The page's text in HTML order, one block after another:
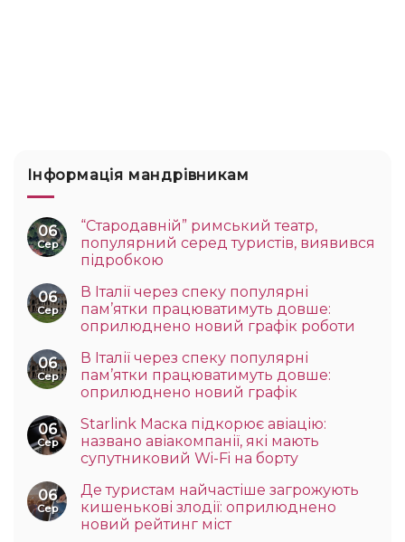
Інформація мандрівникам
06
Сер
“Стародавній” римський театр,
популярний серед туристів, виявився
підробкою
06
Сер
В Італії через спеку популярні
пам’ятки працюватимуть довше:
оприлюднено новий графік роботи
06
Сер
В Італії через спеку популярні
пам’ятки працюватимуть довше:
оприлюднено новий графік
06
Сер
Starlink Маска підкорює авіацію:
названо авіакомпанії, які мають
супутниковий Wi-Fi на борту
06
Сер
Де туристам найчастіше загрожують
кишенькові злодії: оприлюднено
новий рейтинг міст